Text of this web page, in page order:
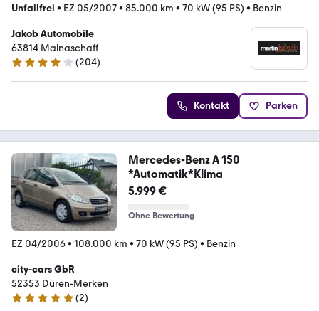
Unfallfrei • EZ 05/2007• 85.000 km • 70 kW (95 PS) • Benzin
Jakob Automobile
63814 Mainaschaff
4.1 Sterne
(204)
Kontakt Parken
Mercedes-Benz A 150
*Automatik*Klima
5.999 €
Ohne Bewertung
EZ 04/2006• 108.000 km • 70 kW (95 PS) • Benzin
city-cars GbR
52353 Düren-Merken
5 Sterne
(2)